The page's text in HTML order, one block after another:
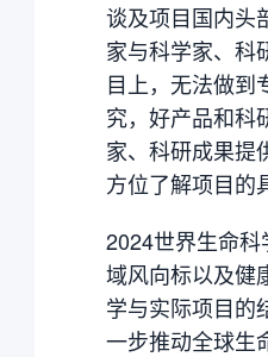
谈及项目国内头
家与科学家、科
目上，无法做到
究，好产品和科
家、科研成果提
方位了解项目的
2024世界生命
域风向标以及健
学与实际项目的
一步推动全球生